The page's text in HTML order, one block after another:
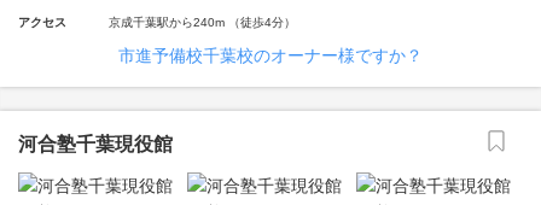
アクセス 京成千葉駅から240m （徒歩4分）
市進予備校千葉校のオーナー様ですか？
河合塾千葉現役館